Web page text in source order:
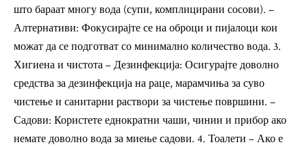
што бараат многу вода (супи, комплицирани сосови). –
Алтернативи: Фокусирајте се на оброци и пијалоци кои
можат да се подготват со минимално количество вода. 3.
Хигиена и чистота – Дезинфекција: Осигурајте доволно
средства за дезинфекција на раце, марамчиња за суво
чистење и санитарни раствори за чистење површини. –
Садови: Користете еднократни чаши, чинии и прибор ако
немате доволно вода за миење садови. 4. Тоалети – Ако е